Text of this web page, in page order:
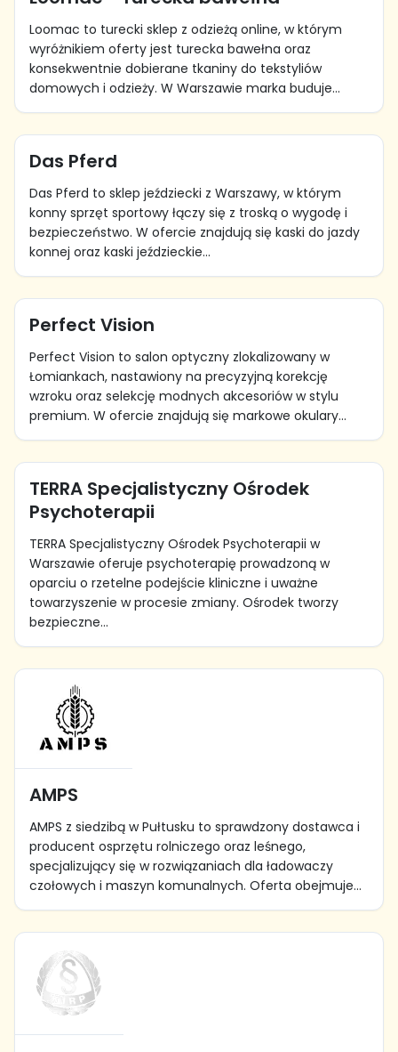
Loomac to turecki sklep z odzieżą online, w którym
wyróżnikiem oferty jest turecka bawełna oraz
konsekwentnie dobierane tkaniny do tekstyliów
domowych i odzieży. W Warszawie marka buduje...
Das Pferd
Das Pferd to sklep jeździecki z Warszawy, w którym
konny sprzęt sportowy łączy się z troską o wygodę i
bezpieczeństwo. W ofercie znajdują się kaski do jazdy
konnej oraz kaski jeździeckie...
Perfect Vision
Perfect Vision to salon optyczny zlokalizowany w
Łomiankach, nastawiony na precyzyjną korekcję
wzroku oraz selekcję modnych akcesoriów w stylu
premium. W ofercie znajdują się markowe okulary...
TERRA Specjalistyczny Ośrodek
Psychoterapii
TERRA Specjalistyczny Ośrodek Psychoterapii w
Warszawie oferuje psychoterapię prowadzoną w
oparciu o rzetelne podejście kliniczne i uważne
towarzyszenie w procesie zmiany. Ośrodek tworzy
bezpieczne...
AMPS
AMPS z siedzibą w Pułtusku to sprawdzony dostawca i
producent osprzętu rolniczego oraz leśnego,
specjalizujący się w rozwiązaniach dla ładowaczy
czołowych i maszyn komunalnych. Oferta obejmuje...